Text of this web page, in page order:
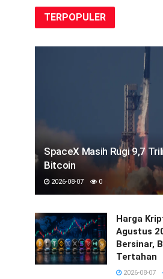
TERPOPULER
SpaceX Masih Rugi 9,7
Bitcoin
2026-08-07 0
Harga
Agustus
Bersinar,
Tertahan
2026-08-07